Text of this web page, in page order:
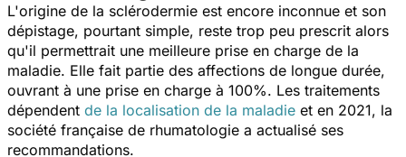
L'origine de la sclérodermie est encore inconnue et son
dépistage, pourtant simple, reste trop peu prescrit alors
qu'il permettrait une meilleure prise en charge de la
maladie. Elle fait partie des affections de longue durée,
ouvrant à une prise en charge à 100%. Les traitements
dépendent de la localisation de la maladie et en 2021, la
société française de rhumatologie a actualisé ses
recommandations.